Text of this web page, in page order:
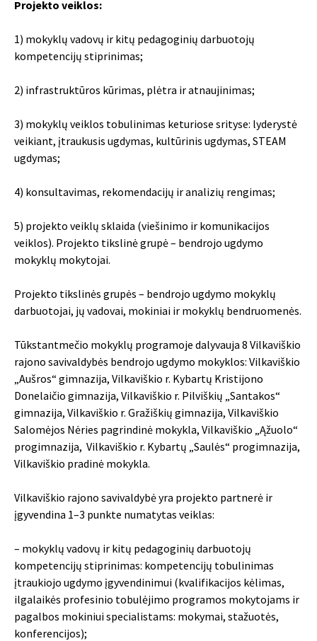
Projekto veiklos:
1) mokyklų vadovų ir kitų pedagoginių darbuotojų
kompetencijų stiprinimas;
2) infrastruktūros kūrimas, plėtra ir atnaujinimas;
3) mokyklų veiklos tobulinimas keturiose srityse: lyderystė
veikiant, įtraukusis ugdymas, kultūrinis ugdymas, STEAM
ugdymas;
4) konsultavimas, rekomendacijų ir analizių rengimas;
5) projekto veiklų sklaida (viešinimo ir komunikacijos
veiklos). Projekto tikslinė grupė – bendrojo ugdymo
mokyklų mokytojai.
Projekto tikslinės grupės – bendrojo ugdymo mokyklų
darbuotojai, jų vadovai, mokiniai ir mokyklų bendruomenės.
Tūkstantmečio mokyklų programoje dalyvauja 8 Vilkaviškio
rajono savivaldybės bendrojo ugdymo mokyklos: Vilkaviškio
„Aušros“ gimnazija, Vilkaviškio r. Kybartų Kristijono
Donelaičio gimnazija, Vilkaviškio r. Pilviškių „Santakos“
gimnazija, Vilkaviškio r. Gražiškių gimnazija, Vilkaviškio
Salomėjos Nėries pagrindinė mokykla, Vilkaviškio „Ąžuolo“
progimnazija, Vilkaviškio r. Kybartų „Saulės“ progimnazija,
Vilkaviškio pradinė mokykla.
Vilkaviškio rajono savivaldybė yra projekto partnerė ir
įgyvendina 1–3 punkte numatytas veiklas:
– mokyklų vadovų ir kitų pedagoginių darbuotojų
kompetencijų stiprinimas: kompetencijų tobulinimas
įtraukiojo ugdymo įgyvendinimui (kvalifikacijos kėlimas,
ilgalaikės profesinio tobulėjimo programos mokytojams ir
pagalbos mokiniui specialistams: mokymai, stažuotės,
konferencijos);